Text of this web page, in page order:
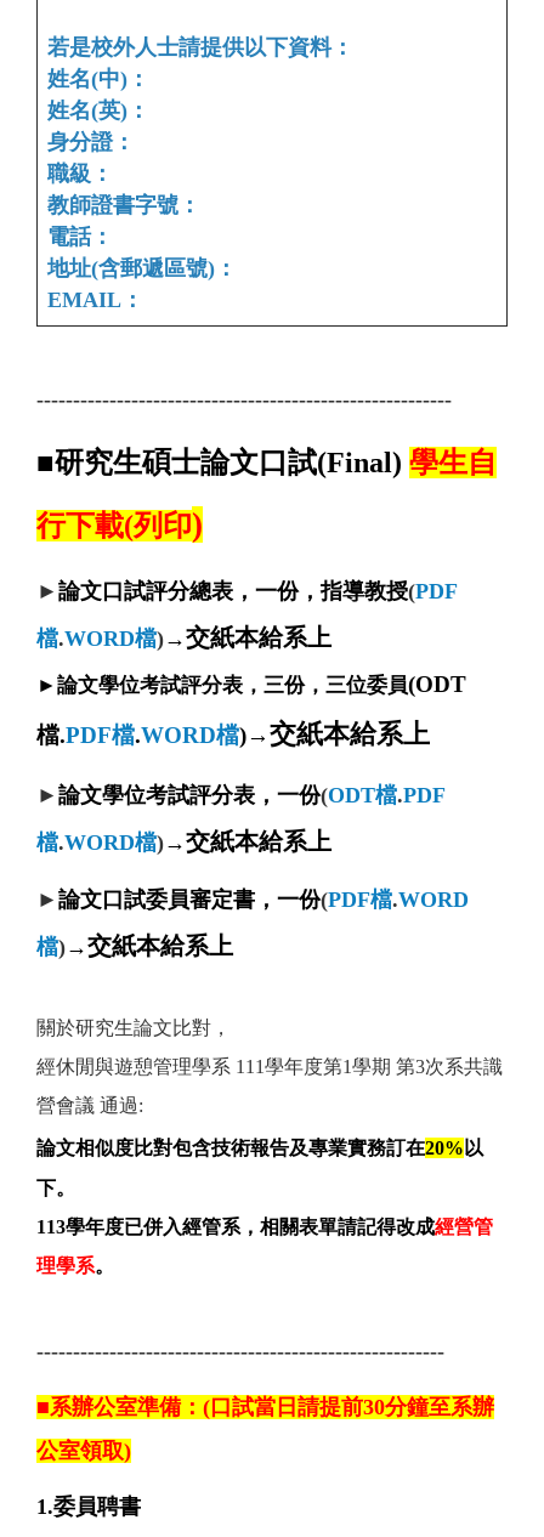
若是校外人士請提供以下資料：
姓名(中)：
姓名(英)：
身分證：
職級：
教師證書字號：
電話：
地址(含郵遞區號)：
EMAIL：
---------------------------------------------------------
■研究生碩士論文口試(Final) 學生自
行下載(列印)
► 論文口試評分總表，一份，指導教授(PDF
檔.WORD檔)→交紙本給系上
► 論文學位考試評分表，三份，三位委員(ODT
檔.PDF檔.WORD檔)→交紙本給系上
► 論文學位考試評分表，一份(ODT檔.PDF
檔.WORD檔)→交紙本給系上
► 論文口試委員審定書，一份(PDF檔.WORD
檔)→交紙本給系上
關於研究生論文比對，
經休閒與遊憩管理學系 111學年度第1學期 第3次系共識
營會議 通過:
論文相似度比對包含技術報告及專業實務訂在20% 以
下。
113學年度已併入經管系，相關表單請記得改成經營管
理學系。
--------------------------------------------------------
■系辦公室準備：(口試當日請提前30分鐘至系辦
公室領取)
1.委員聘書